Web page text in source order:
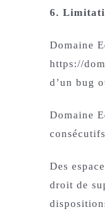
6.
Domaine
https://
d’un bug
Domaine
Des
droit de